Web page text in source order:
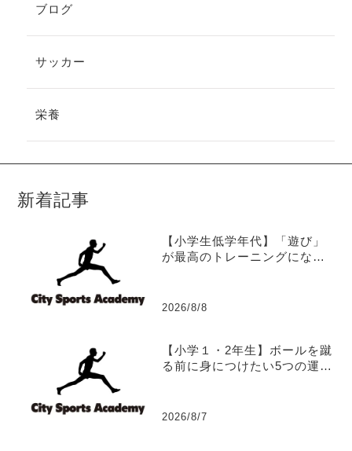
ブログ
サッカー
栄養
新着記事
【小学生低学年代】「遊び」
が最高のトレーニングになる
2026/8/8
【小学１・2年生】ボールを蹴
る前に身につけたい5つの運動
2026/8/7